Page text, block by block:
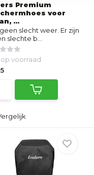
Premium
voor
...
geen slecht weer. Er zijn
slechte b...
voorraad